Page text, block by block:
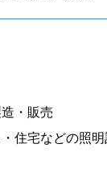
・販売
住宅などの照